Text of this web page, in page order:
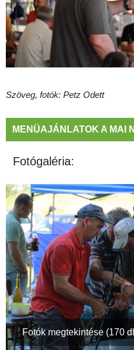
Szöveg, fotók: Petz Odett
MENÜAJÁNLATOK A MAI
Fotógaléria:
Fotók megtekintése (170